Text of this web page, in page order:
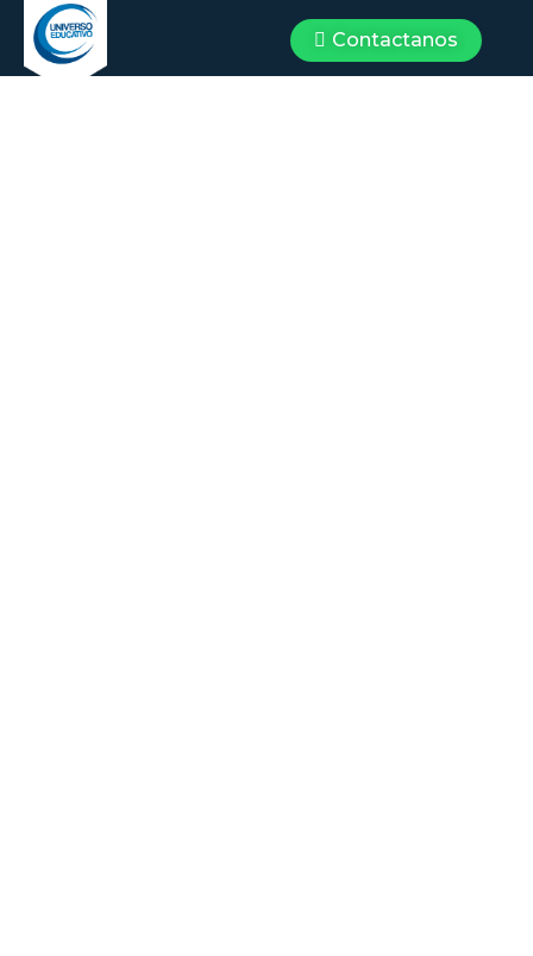
Contactanos